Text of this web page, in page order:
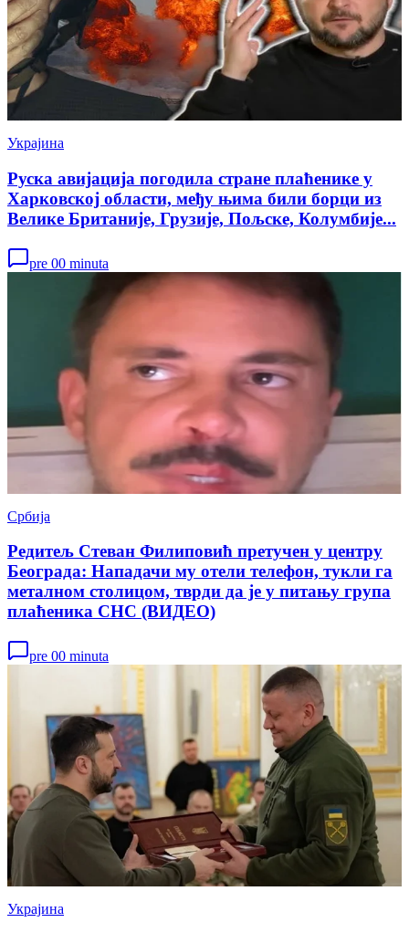
Украјина
Руска авијација погодила стране плаћенике у
Харковској области, међу њима били борци из
Велике Британије, Грузије, Пољске, Колумбије...
pre 00 minuta
Србија
Редитељ Стеван Филиповић претучен у центру
Београда: Нападачи му отели телефон, тукли га
металном столицом, тврди да је у питању група
плаћеника СНС (ВИДЕО)
pre 00 minuta
Украјина